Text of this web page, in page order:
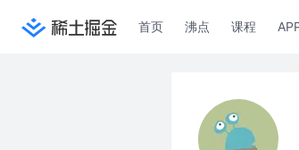
首页 沸点 课程